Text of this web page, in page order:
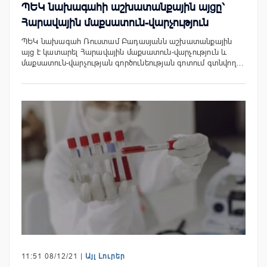
ՊԵԿ նախագահի աշխատանքային այցը՝
Հարավային մաքսատուն-վարչություն
ՊԵԿ նախագահ Ռուստամ Բադասյանն աշխատանքային
այց է կատարել Հարավային մաքսատուն-վարչություն և
մաքսատուն-վարչության գործունեության գոտում գտնվող…
11:51 08/12/21 | Այլ Լուրեր